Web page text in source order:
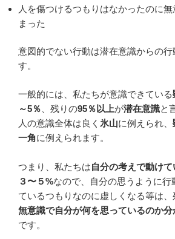
人を傷つけるつもりはなかったのに
まった
意図的でない行動は潜在意識からの行
す。
一般的には、私たちが意識できている
～5％
残りの95％以上が潜在意識と
人の意識全体は良く 氷山に例えられ、
一角に例えられます。
つまり、私たちは自分の考えで動け
３〜５%なので、自分の思うように行
ているつもりなのに虚しくなる等は、
無意識で自分が何を思っているのか分
です。